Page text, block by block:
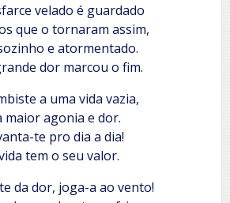
velado é guardado
que o tornaram assim,
e atormentado.
dor marcou o fim.
a uma vida vazia,
maior agonia e dor.
te pro dia a dia!
tem o seu valor.
da dor, joga-a ao vento!